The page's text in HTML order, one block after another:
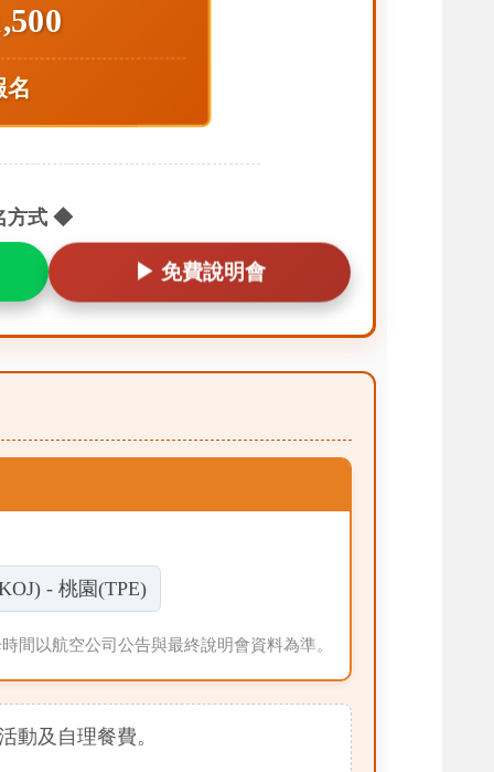
方式 ◆
▶ 免費說明會
- 桃園(TPE)
間以航空公司公告與最終說明會資料為準。
動及自理餐費。